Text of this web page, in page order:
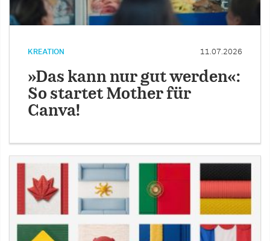
KREATION 11.07.2026
»Das kann nur gut werden«:
So startet Mother für
Canva!